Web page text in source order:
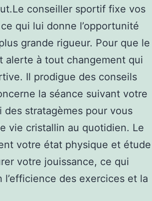
conseiller sportif fixe vos
qui lui donne l’opportunité
grande rigueur. Pour que le
alerte à tout changement qui
Il prodigue des conseils
la séance suivant votre
des stratagèmes pour vous
vie cristallin au quotidien. Le
votre état physique et étude
votre jouissance, ce qui
des exercices et la